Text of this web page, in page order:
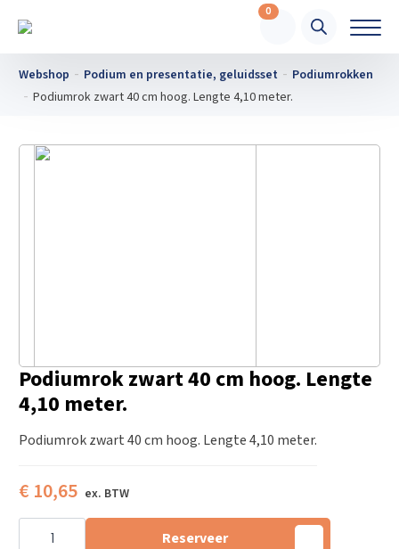
0
Webshop Podium en presentatie, geluidsset
Podiumrokken
Podiumrok zwart 40 cm hoog. Lengte 4,10 meter.
Podiumrok zwart 40 cm hoog. Lengte
4,10 meter.
Podiumrok zwart 40 cm hoog. Lengte 4,10 meter.
€ 10,65
Podiumrok
zwart Reserveer